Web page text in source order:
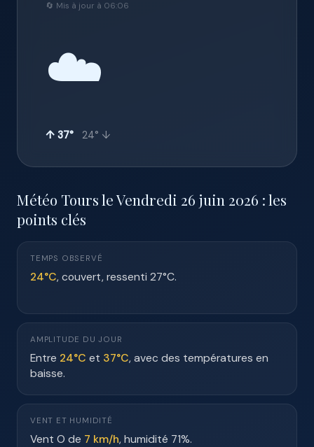
🔄 Mis à jour à 06:06
☁️
↑ 37° 24° ↓
Météo Tours le Vendredi 26 juin 2026 : les
points clés
TEMPS OBSERVÉ
24°C, couvert, ressenti 27°C.
AMPLITUDE DU JOUR
Entre 24°C et 37°C, avec des températures en
baisse.
VENT ET HUMIDITÉ
Vent O de 7 km/h, humidité 71%.